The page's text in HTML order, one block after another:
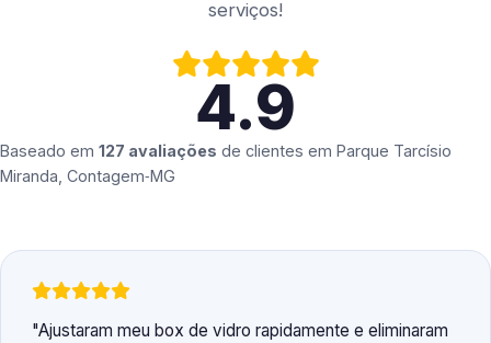
serviços!
4.9
Baseado em 127 avaliações de clientes em Parque Tarcísio
Miranda, Contagem‑MG
Ajustaram meu box de vidro rapidamente e eliminaram